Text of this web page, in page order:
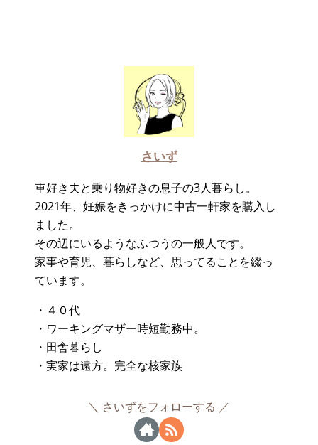
さいず
車好き夫と乗り物好きの息子の3人暮らし。
2021年、妊娠をきっかけに中古一軒家を購入し
ました。
その辺にいるようなふつうの一般人です。
家事や育児、暮らしなど、思ってることを綴っ
ています。
・４０代
・ワーキングマザー時短勤務中。
・田舎暮らし
・実家は遠方。完全な核家族
さいずをフォローする